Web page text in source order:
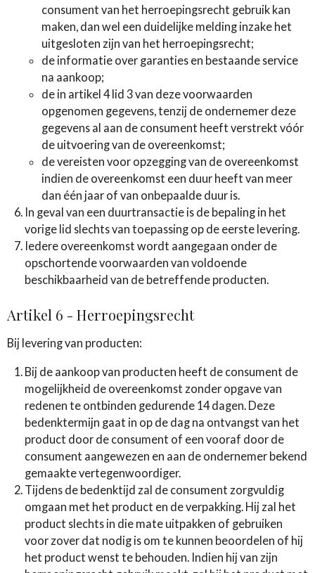
consument van het herroepingsrecht gebruik kan
maken, dan wel een duidelijke melding inzake het
uitgesloten zijn van het herroepingsrecht;
de informatie over garanties en bestaande service
na aankoop;
de in artikel 4 lid 3 van deze voorwaarden
opgenomen gegevens, tenzij de ondernemer deze
gegevens al aan de consument heeft verstrekt vóór
de uitvoering van de overeenkomst;
de vereisten voor opzegging van de overeenkomst
indien de overeenkomst een duur heeft van meer
dan één jaar of van onbepaalde duur is.
In geval van een duurtransactie is de bepaling in het
vorige lid slechts van toepassing op de eerste levering.
Iedere overeenkomst wordt aangegaan onder de
opschortende voorwaarden van voldoende
beschikbaarheid van de betreffende producten.
Artikel 6 - Herroepingsrecht
Bij levering van producten:
Bij de aankoop van producten heeft de consument de
mogelijkheid de overeenkomst zonder opgave van
redenen te ontbinden gedurende 14 dagen. Deze
bedenktermijn gaat in op de dag na ontvangst van het
product door de consument of een vooraf door de
consument aangewezen en aan de ondernemer bekend
gemaakte vertegenwoordiger.
Tijdens de bedenktijd zal de consument zorgvuldig
omgaan met het product en de verpakking. Hij zal het
product slechts in die mate uitpakken of gebruiken
voor zover dat nodig is om te kunnen beoordelen of hij
het product wenst te behouden. Indien hij van zijn